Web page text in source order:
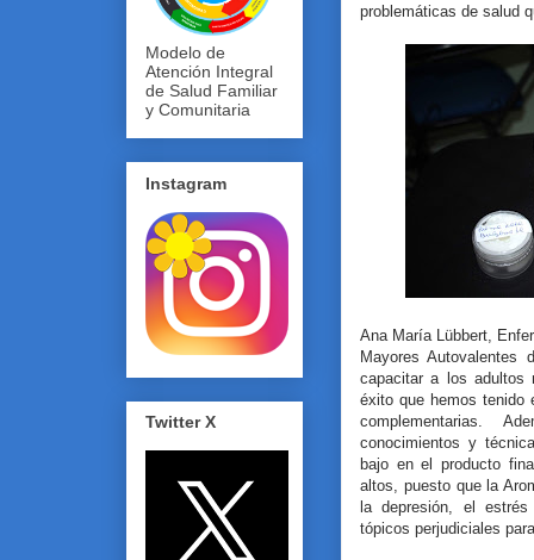
problemáticas de salud
Ana María Lübbert,
Mayores Autovalentes
capacitar a los adultos
éxito que hemos tenido
complementarias.
conocimientos y
bajo en el producto
altos, puesto que la
la depresión, el
tópicos perjudiciales
Modelo de
Atención Integral
de Salud Familiar
y Comunitaria
Instagram
Twitter X